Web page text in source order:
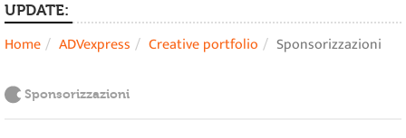
UPDATE:
Home ADVexpress Creative portfolio Sponsorizzazioni
Sponsorizzazioni